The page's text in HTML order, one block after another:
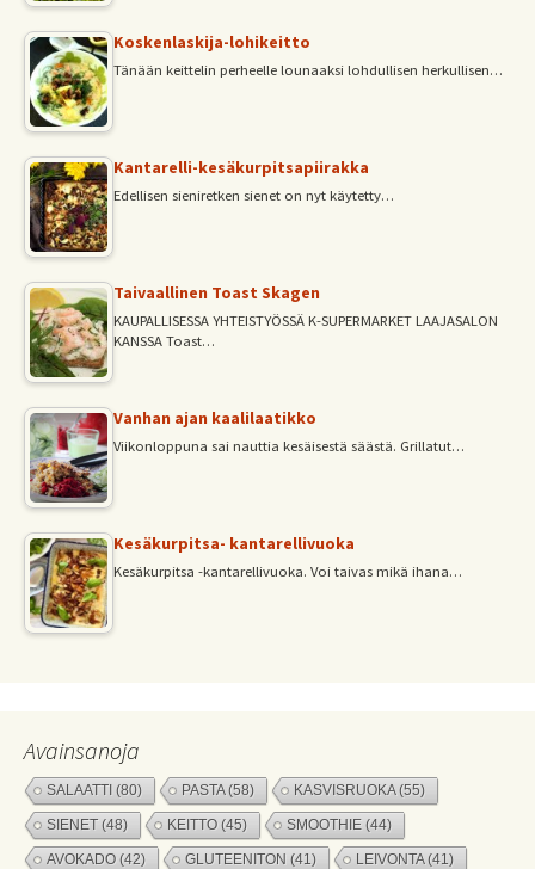
Koskenlaskija-lohikeitto
Tänään keittelin perheelle lounaaksi lohdullisen herkullisen…
Kantarelli-kesäkurpitsapiirakka
Edellisen sieniretken sienet on nyt käytetty…
Taivaallinen Toast Skagen
KAUPALLISESSA YHTEISTYÖSSÄ K-SUPERMARKET LAAJASALON
KANSSA Toast…
Vanhan ajan kaalilaatikko
Viikonloppuna sai nauttia kesäisestä säästä. Grillatut…
Kesäkurpitsa- kantarellivuoka
Kesäkurpitsa -kantarellivuoka. Voi taivas mikä ihana…
Avainsanoja
SALAATTI (80) PASTA(58) KASVISRUOKA(55)
SIENET (48) KEITTO (45) SMOOTHIE (44)
AVOKADO (42) GLUTEENITON (41) LEIVONTA(41)